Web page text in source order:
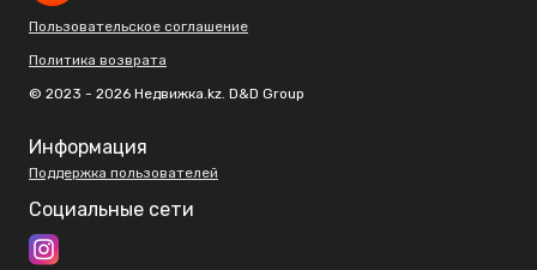
Пользовательское соглашение
Политика возврата
© 2023 - 2026 Недвижка.kz. D&D Group
Информация
Поддержка пользователей
Социальные сети